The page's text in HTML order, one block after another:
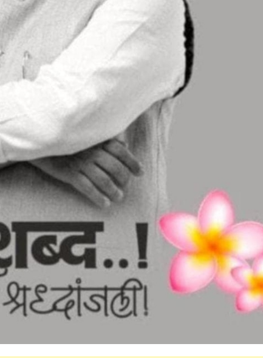
महत्वाच्या बातम्या
What Is a Front-End
How to Become One,
Kanthak Suryatale